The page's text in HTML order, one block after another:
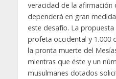
veracidad de la afirmación
dependerá en gran
este desafío. La
profeta occidental y 1.000
la pronta muerte del
mientras que éste y un
musulmanes dotados